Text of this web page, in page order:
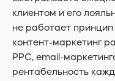
клиентом и его
не работает принцип
контент-маркетинг
PPC, email-
рентабельность